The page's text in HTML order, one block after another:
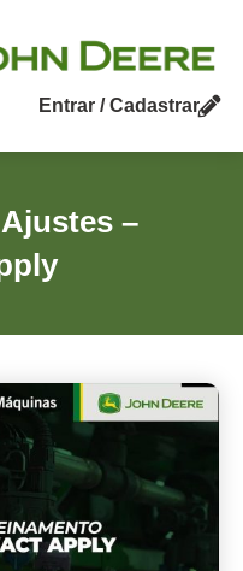
Entrar / Cadastrar
–